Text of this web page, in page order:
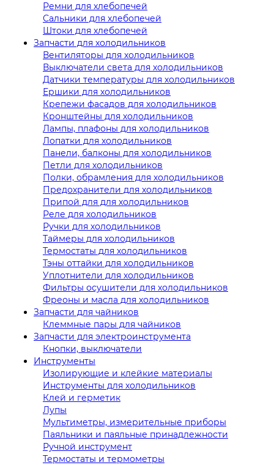
Ремни для хлебопечей
Сальники для хлебопечей
Штоки для хлебопечей
Запчасти для холодильников
Вентиляторы для холодильников
Выключатели света для холодильников
Датчики температуры для холодильников
Ершики для холодильников
Крепежи фасадов для холодильников
Кронштейны для холодильников
Лампы, плафоны для холодильников
Лопатки для холодильников
Панели, балконы для холодильников
Петли для холодильников
Полки, обрамления для холодильников
Предохранители для холодильников
Припой для для холодильников
Реле для холодильников
Ручки для холодильников
Таймеры для холодильников
Термостаты для холодильников
Тэны оттайки для холодильников
Уплотнители для холодильников
Фильтры осушители для холодильников
Фреоны и масла для холодильников
Запчасти для чайников
Клеммные пары для чайников
Запчасти для электроинструмента
Кнопки, выключатели
Инструменты
Изолирующие и клейкие материалы
Инструменты для холодильников
Клей и герметик
Лупы
Мультиметры, измерительные приборы
Паяльники и паяльные принадлежности
Ручной инструмент
Термостаты и термометры